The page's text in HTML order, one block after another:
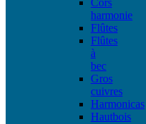
harmonie
Flûtes
Flûtes
à
bec
Gros
cuivres
Harmonicas
Hautbois